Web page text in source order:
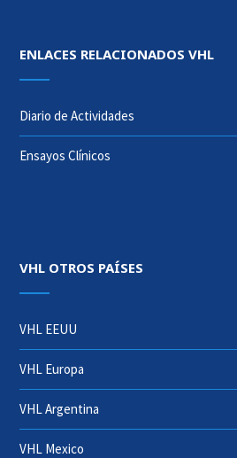
ENLACES RELACIONADOS VHL
Diario de Actividades
Ensayos Clínicos
VHL OTROS PAÍSES
VHL EEUU
VHL Europa
VHL Argentina
VHL Mexico